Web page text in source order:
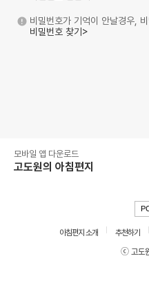
비밀번호가 기억이 안날경우,
비밀번호 찾기>
모바일 앱 다운로드
고도원의 아침편지
아침편지 소개 추천하기
ⓒ 고도